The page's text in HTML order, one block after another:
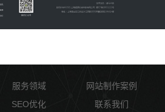
服务领域
网站制作案例
SEO优化 联系我们